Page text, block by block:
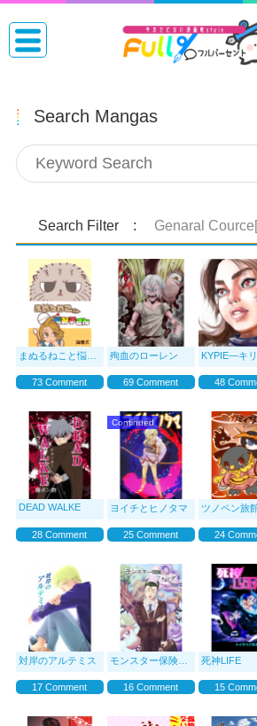
Search Mangas
Search Filter : Genaral Cource[
まぬるねこと悩み子さん
73 Comment
殉血のローレン
69 Comment
ΚΥΡΙΕ—キ
48
DEAD WALKE
28 Comment
ヨイチとヒノタマ
Continued
25 Comment
ツノペン旅
24
対岸のアルテミス
17 Comment
モンスター保険のフォッグ
16 Comment
死神LIFE
15